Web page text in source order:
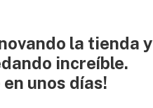
la tienda y
increíble.
en unos días!